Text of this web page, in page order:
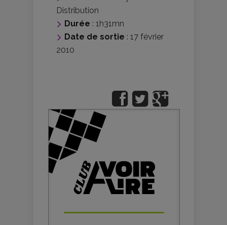
Distribution
Durée : 1h31mn
Date de sortie : 17 février
2010